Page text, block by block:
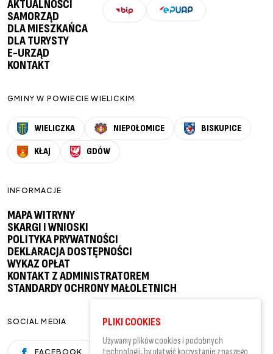
AKTUALNOŚCI
SAMORZĄD
DLA MIESZKAŃCA
DLA TURYSTY
E-URZĄD
KONTAKT
GMINY W POWIECIE WIELICKIM
WIELICZKA NIEPOŁOMICE
BISKUPICE
KŁAJ
GDÓW
INFORMACJE
MAPA WITRYNY
SKARGI I WNIOSKI
POLITYKA PRYWATNOŚCI
DEKLARACJA DOSTĘPNOŚCI
WYKAZ OPŁAT
KONTAKT Z ADMINISTRATOREM
STANDARDY OCHRONY MAŁOLETNICH
SOCIAL MEDIA
FACEBOOK YOUTUBE
PLIKI COOKIES
Używamy plików cookies i podobnych